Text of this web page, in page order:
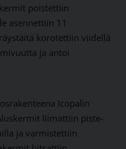
poistettiin
asennettiin 11
korotettiin viidellä
ja antoi
Icopalin
liimattiin piste-
ja varmistettiin